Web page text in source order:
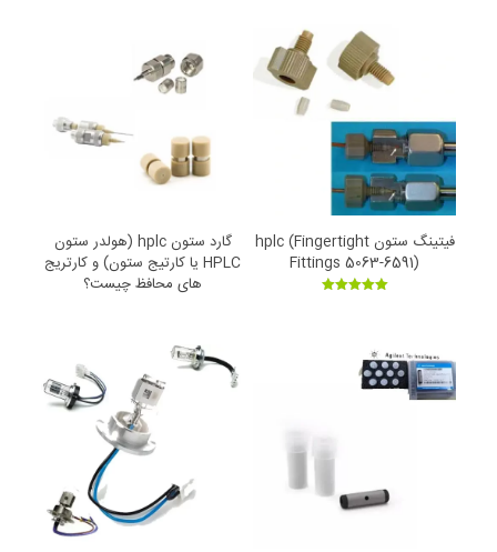
فیتینگ ستون hplc (Fingertight
Fittings 5063-6591)
گارد ستون hplc‎‎ (هولدر ستون
HPLC یا کارتیج ستون) و کارتریج
های محافظ چیست؟